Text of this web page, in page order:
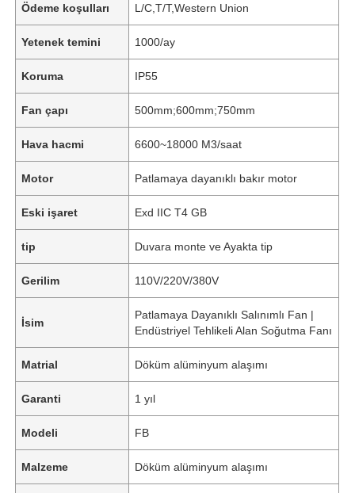
Ödeme koşulları L/C,T/T,Western Union
Yetenek temini 1000/ay
Koruma IP55
Fan çapı 500mm;600mm;750mm
Hava hacmi 6600~18000 M3/saat
Motor Patlamaya dayanıklı bakır motor
Eski işaret Exd IIC T4 GB
tip Duvara monte ve Ayakta tip
Gerilim 110V/220V/380V
İsim
Patlamaya Dayanıklı Salınımlı Fan |
Endüstriyel Tehlikeli Alan Soğutma Fanı
Matrial Döküm alüminyum alaşımı
Garanti 1 yıl
Modeli FB
Malzeme Döküm alüminyum alaşımı